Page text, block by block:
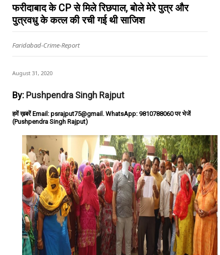
फरीदाबाद के CP से मिले रिछपाल, बोले मेरे पुत्र और
पुत्रवधु के कत्ल की रची गई थी साजिश
Faridabad-Crime-Report
August 31, 2020
By: Pushpendra Singh Rajput
हमें ख़बरें Email: psrajput75@gmail. WhatsApp: 9810788060 पर भेजें
(Pushpendra Singh Rajput)